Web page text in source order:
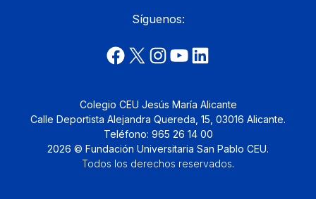
Síguenos:
Colegio CEU Jesús María Alicante
Calle Deportista Alejandra Quereda, 15, 03016 Alicante.
Teléfono: 965 26 14 00
2026 © Fundación Universitaria San Pablo CEU.
Todos los derechos reservados.